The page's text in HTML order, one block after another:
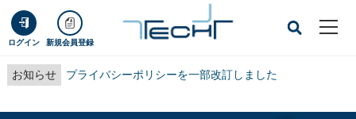
ログイン 新規会員登録
お知らせ プライバシーポリシーを一部改訂しました